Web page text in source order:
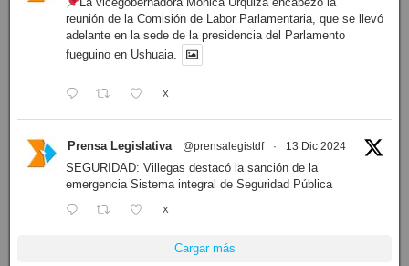
reunión de la Comisión de Labor Parlamentaria, que se llevó
adelante en la sede de la presidencia del Parlamento
fueguino en Ushuaia.
X
Prensa Legislativa @prensalegistdf · 13 Dic 2024
SEGURIDAD: Villegas destacó la sanción de la
emergencia Sistema integral de Seguridad Pública
X
Cargar más